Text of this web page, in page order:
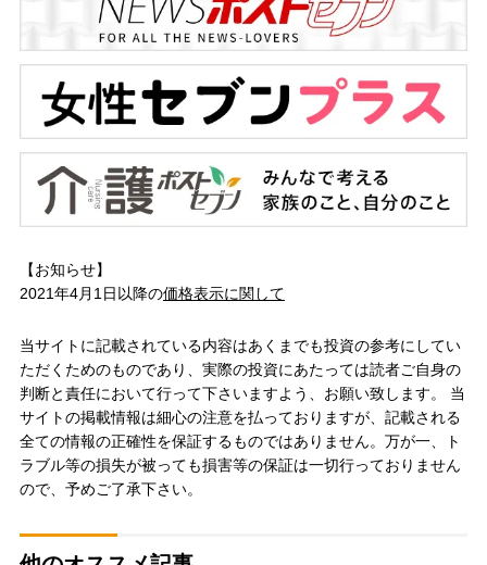
【お知らせ】
2021年4月1日以降の価格表示に関して
当サイトに記載されている内容はあくまでも投資の参考にしてい
ただくためのものであり、実際の投資にあたっては読者ご自身の
判断と責任において行って下さいますよう、お願い致します。 当
サイトの掲載情報は細心の注意を払っておりますが、記載される
全ての情報の正確性を保証するものではありません。万が一、ト
ラブル等の損失が被っても損害等の保証は一切行っておりません
ので、予めご了承下さい。